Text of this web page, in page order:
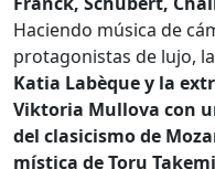
Haciendo música de
protagonistas de lujo,
Katia Labèque y la
Viktoria Mullova con
del clasicismo de
mística de Toru